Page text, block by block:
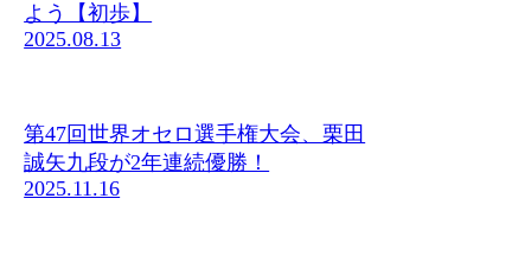
よう【初歩】
2025.08.13
第47回世界オセロ選手権大会、栗田
誠矢九段が2年連続優勝！
2025.11.16